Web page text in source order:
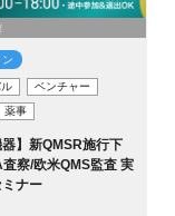
ベンチャー
薬事
器】新QMSR施行下
察/欧米QMS監査 実
ナー